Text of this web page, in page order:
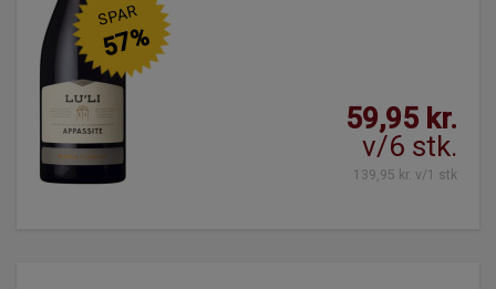
59,95 kr.
v/6 stk.
139,95 kr. v/1 stk
SPAR
57%